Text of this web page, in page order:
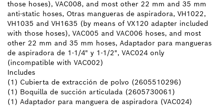
those hoses), VAC008, and most other 22 mm and 35 mm
anti-static hoses, Otras mangueras de aspiradora, VH1022,
VH1035 and VH1635 (by means of VX120 adapter included
with those hoses), VAC005 and VAC006 hoses, and most
other 22 mm and 35 mm hoses, Adaptador para mangueras
de aspiradora de 1-1/4" y 1-1/2", VAC024 only
(incompatible with VAC002)
Includes
(1) Cubierta de extracción de polvo (2605510296)
(1) Boquilla de succión articulada (2605730061)
(1) Adaptador para manguera de aspiradora (VAC024)